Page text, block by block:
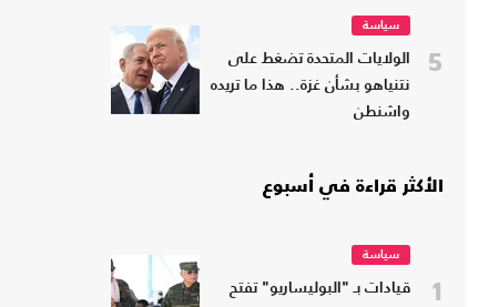
5
سياسة
الولايات المتحدة تضغط على
نتنياهو بشأن غزة.. هذا ما تريده
واشنطن
الأكثر قراءة في أسبوع
1
سياسة
قيادات بـ "البوليساريو" تفتح